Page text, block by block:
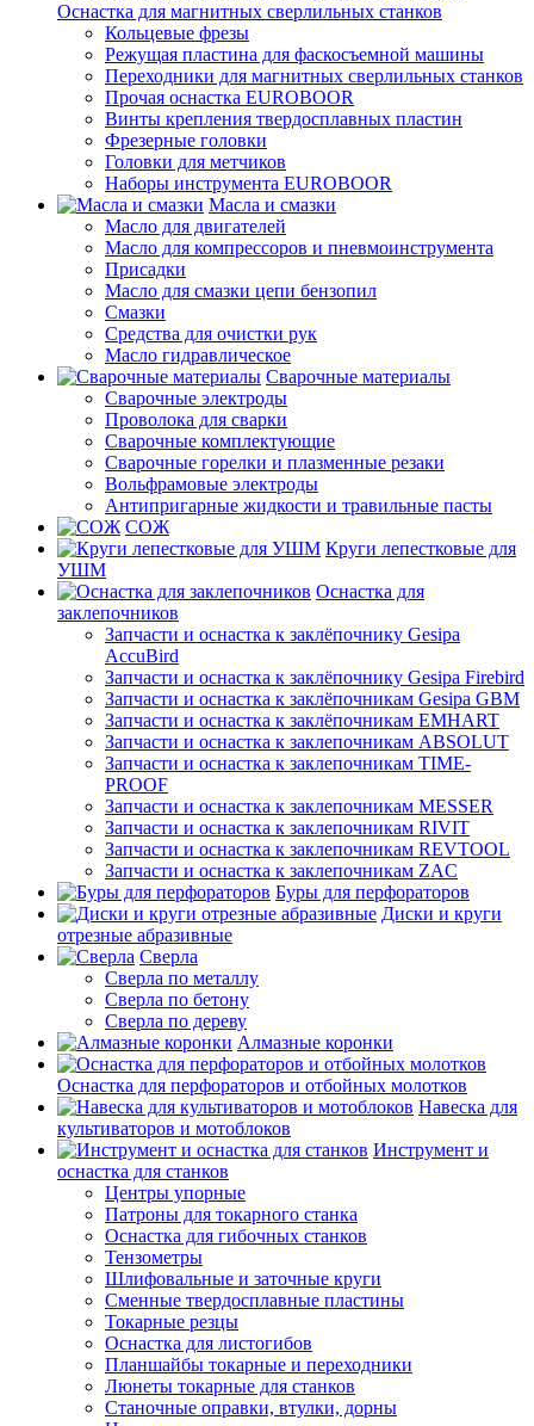
Оснастка для магнитных сверлильных станков
Кольцевые фрезы
Режущая пластина для фаскосъемной машины
Переходники для магнитных сверлильных станков
Прочая оснастка EUROBOOR
Винты крепления твердосплавных пластин
Фрезерные головки
Головки для метчиков
Наборы инструмента EUROBOOR
Масла и смазки
Масло для двигателей
Масло для компрессоров и пневмоинструмента
Присадки
Масло для смазки цепи бензопил
Смазки
Средства для очистки рук
Масло гидравлическое
Сварочные материалы
Сварочные электроды
Проволока для сварки
Сварочные комплектующие
Сварочные горелки и плазменные резаки
Вольфрамовые электроды
Антипригарные жидкости и травильные пасты
СОЖ
Круги лепестковые для
УШМ
Оснастка для
заклепочников
Запчасти и оснастка к заклёпочнику Gesipa
AccuBird
Запчасти и оснастка к заклёпочнику Gesipa Firebird
Запчасти и оснастка к заклёпочникам Gesipa GBM
Запчасти и оснастка к заклёпочникам EMHART
Запчасти и оснастка к заклепочникам ABSOLUT
Запчасти и оснастка к заклепочникам TIME-
PROOF
Запчасти и оснастка к заклепочникам MESSER
Запчасти и оснастка к заклепочникам RIVIT
Запчасти и оснастка к заклепочникам REVTOOL
Запчасти и оснастка к заклепочникам ZAC
Буры для перфораторов
Диски и круги
отрезные абразивные
Сверла
Сверла по металлу
Сверла по бетону
Сверла по дереву
Алмазные коронки
Оснастка для перфораторов и отбойных молотков
Навеска для
культиваторов и мотоблоков
Инструмент и
оснастка для станков
Центры упорные
Патроны для токарного станка
Оснастка для гибочных станков
Тензометры
Шлифовальные и заточные круги
Сменные твердосплавные пластины
Токарные резцы
Оснастка для листогибов
Планшайбы токарные и переходники
Люнеты токарные для станков
Станочные оправки, втулки, дорны